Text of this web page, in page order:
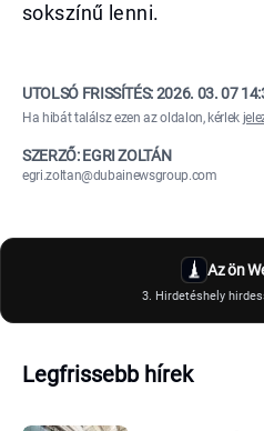
sokszínű lenni.
UTOLSÓ FRISSÍTÉS:2026. 03. 07
Ha hibát találsz ezen az oldalon, kérlek
SZERZŐ: EGRI ZOLTÁN
egri.zoltan@dubainewsgroup.com
Az ön
3. Hirdetéshely
Legfrissebb hírek